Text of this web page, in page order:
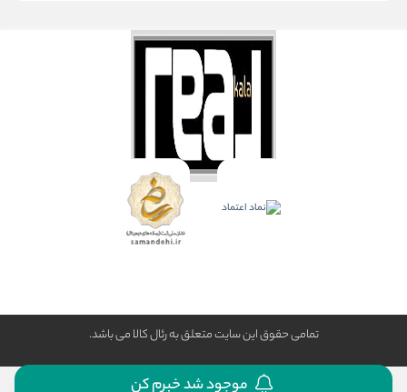
تمامی حقوق این سایت متعلق به رئال كالا می باشد.